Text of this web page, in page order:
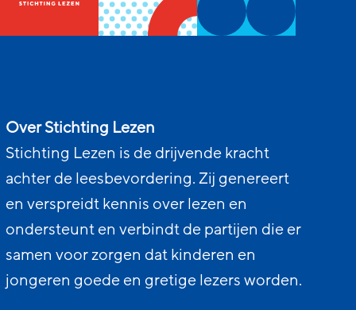
Over Stichting Lezen
Stichting Lezen is de drijvende kracht
achter de leesbevordering. Zij genereert
en verspreidt kennis over lezen en
ondersteunt en verbindt de partijen die er
samen voor zorgen dat kinderen en
jongeren goede en gretige lezers worden.